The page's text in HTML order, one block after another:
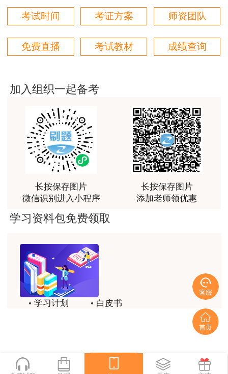
个科目考试(报考级别为“考全科”)：
历，工作满6年，其中从事建设工程项目管理工作
2.取得工程类或工程经济类专业大学本科学
3.取得工程类或工程经济类双学士学位或研究
生班毕业，工作满3年，其中从事建设工程项目管
理工作满2年;
4.取得工程类或工程经济类硕士学位，工作满
2年，其中从事建设工程项目管理工作满1年;
事建设工程项目管理工作满1年。
“工程类或工程经济类”以及工作年限、专业工
作年限等相关条件具体定义，请以行业主管部门解
释为准。
(二)在符合上述有关报名条件的前提下，必须
筑业企业一级项目经理资质证书》并且符合下列条
用户m5****66
3位老师，讲的都非常的好，
用户m5****66
用户m9****88
建设工程教育网很给力，课程逻辑清晰，老师讲解通
俗易懂，重点突出，模拟题质量高，押题卷压中的知
识点很多，尤其是实务简答题秘籍压中将近70%的小
问，让小白学员也能一次过四门，十分给力，值得推
荐[强][强]
感谢教育网的多年支持与培养。
用户m9****66
用户m9****66
老师讲课认真负责，要点突出；我考试通过了。
用户ch****15
达老师的课程讲的非常好
用户s****02
考试时间 考证方案 师资团队
免费直播 考试教材 成绩查询
加入组织一起备考
长按保存图片
微信识别进入小程序
长按保存图片
添加老师领优惠
学习资料包免费领取
学习计划
白皮书